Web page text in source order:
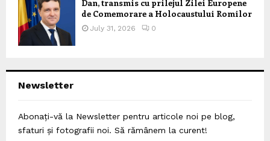
Dan, transmis cu prilejul Zilei Europene
de Comemorare a Holocaustului Romilor
July 31, 2026 0
Newsletter
Abonați-vă la Newsletter pentru articole noi pe blog,
sfaturi și fotografii noi. Să rămânem la curent!